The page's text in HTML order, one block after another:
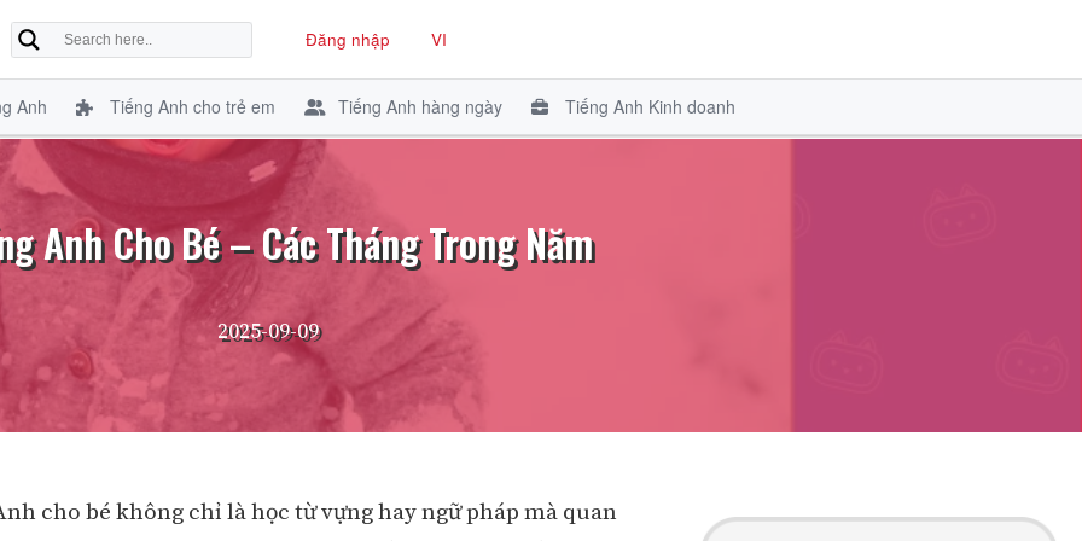
Đăng nhập VI
Anh Tiếng Anh cho trẻ em Tiếng Anh hàng ngày Tiếng Anh Kinh doanh
Anh Cho Bé – Các Tháng Trong Năm
2025-09-09
cho bé không chỉ là học từ vựng hay ngữ pháp mà quan